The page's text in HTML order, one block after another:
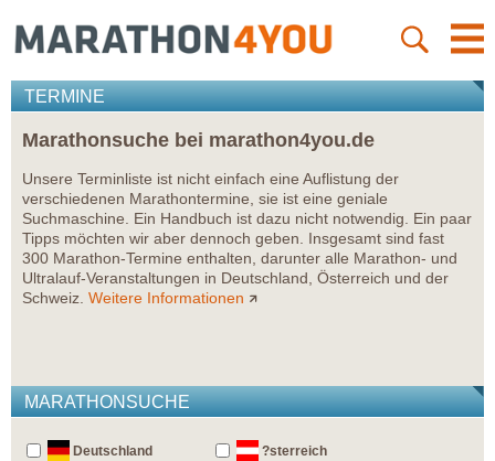
TERMINE
Marathonsuche bei marathon4you.de
Unsere Terminliste ist nicht einfach eine Auflistung der
verschiedenen Marathontermine, sie ist eine geniale
Suchmaschine. Ein Handbuch ist dazu nicht notwendig. Ein paar
Tipps möchten wir aber dennoch geben. Insgesamt sind fast
300 Marathon-Termine enthalten, darunter alle Marathon- und
Ultralauf-Veranstaltungen in Deutschland, Österreich und der
Schweiz. Weitere Informationen
MARATHONSUCHE
Deutschland
?sterreich